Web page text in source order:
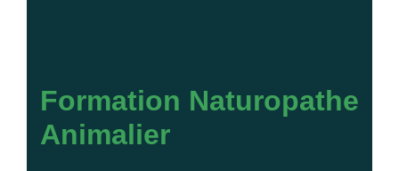
Formation Naturopathe
Animalier